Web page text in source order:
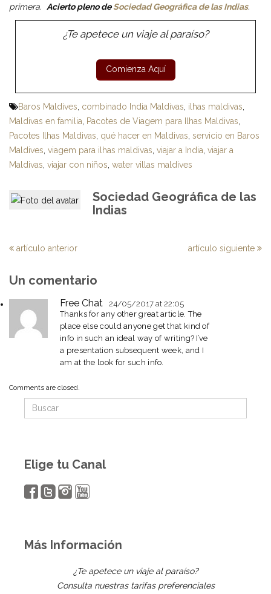
primera. Acierto pleno deSociedad Geográfica de las Indias.
¿Te apetece un viaje al paraíso?
Baros Maldives, combinado India Maldivas, ilhas maldivas,
Maldivas en familia, Pacotes de Viagem para Ilhas Maldivas,
Pacotes Ilhas Maldivas, qué hacer en Maldivas, servicio en Baros
Maldives, viagem para ilhas maldivas, viajar a India, viajar a
Maldivas, viajar con niños, water villas maldives
Sociedad Geográfica de las
Indias
artículo anterior artículo siguiente
Un comentario
Free Chat 24/05/2017 at 22:05
Thanks for any other great article. The
place else could anyone get that kind of
info in such an ideal way of writing? I’ve
a presentation subsequent week, and I
am at the look for such info.
Comments are closed.
Elige tu Canal
Más Información
¿Te apetece un viaje al paraíso?
Consulta nuestras tarifas preferenciales